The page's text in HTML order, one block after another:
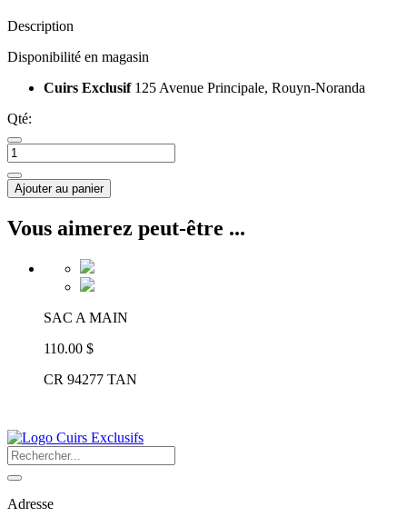
Description
Disponibilité en magasin
Cuirs Exclusif 125 Avenue Principale, Rouyn-Noranda
Qté:
Ajouter au panier
Vous aimerez peut-être ...
SAC A MAIN
110.00 $
CR 94277 TAN
Adresse